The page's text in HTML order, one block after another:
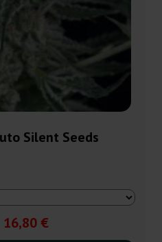
Silent Seeds
16,80 €